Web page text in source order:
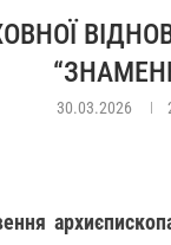
30.03.2026